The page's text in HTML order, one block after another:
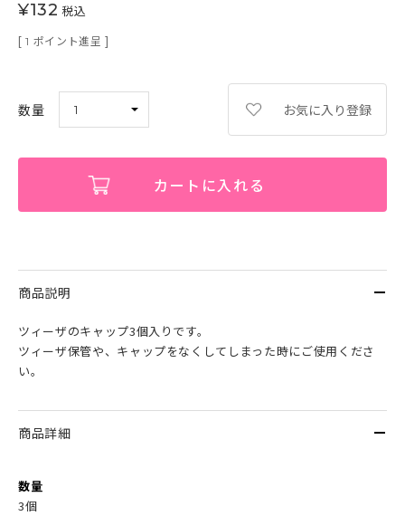
¥132 税込
[ 1 ポイント進呈 ]
お気に入り登録
カートに入れる
商品説明
ツィーザのキャップ3個入りです。
ツィーザ保管や、キャップをなくしてしまった時にご使用くださ
い。
商品詳細
数量
3個